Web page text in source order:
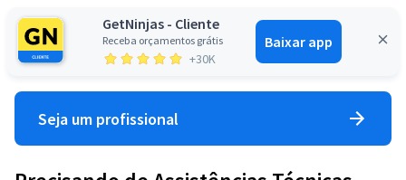
GetNinjas - Cliente
Receba orçamentos grátis
+30K
Baixar app
Entrar
Seja um profissional